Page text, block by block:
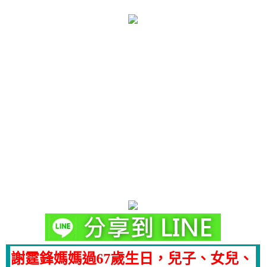
謝霆鋒媽媽過67歲生日，兒子、女兒、